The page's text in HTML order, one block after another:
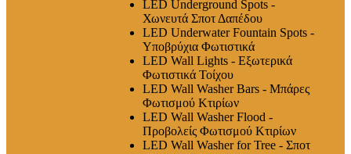
LED Underground Spots -
Χωνευτά Σποτ Δαπέδου
LED Underwater Fountain Spots -
Υποβρύχια Φωτιστικά
LED Wall Lights - Εξωτερικά
Φωτιστικά Τοίχου
LED Wall Washer Bars - Μπάρες
Φωτισμού Κτιρίων
LED Wall Washer Flood -
Προβολείς Φωτισμού Κτιρίων
LED Wall Washer for Tree - Σποτ